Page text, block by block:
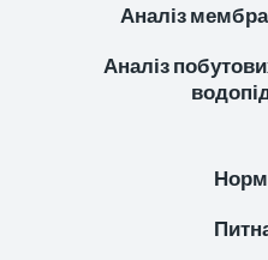
Аналіз
Аналіз